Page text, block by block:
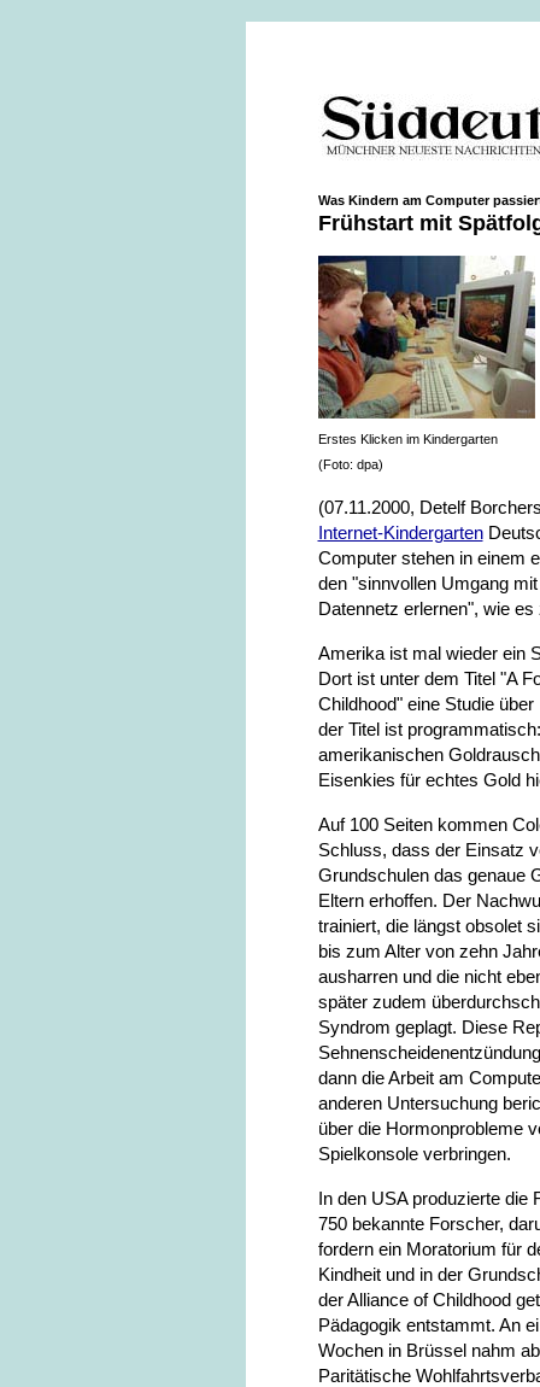
Was Kindern am Computer
Frühstart mit
Erstes Klicken im Kindergarten
(Foto: dpa)
(07.11.2000, Detelf
Internet-Kindergarten
Computer stehen in einem
den "sinnvollen Umgang
Datennetz erlernen", wie
Amerika ist mal wieder ein
Dort ist unter dem Titel "A
Childhood" eine Studie
der Titel ist
amerikanischen
Eisenkies für echtes Gold
Auf 100 Seiten kommen
Schluss, dass der Einsatz
Grundschulen das genaue
Eltern erhoffen. Der
trainiert, die längst obsolet
bis zum Alter von zehn
ausharren und die nicht
später zudem
Syndrom geplagt. Diese
dann die Arbeit am
anderen Untersuchung
über die Hormonprobleme
Spielkonsole verbringen.
In den USA produzierte
750 bekannte Forscher,
fordern ein Moratorium für
Kindheit und in der
der Alliance of Childhood
Pädagogik entstammt. An
Wochen in Brüssel nahm
Paritätische